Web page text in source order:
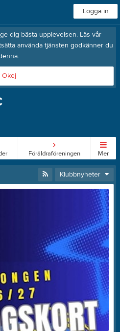
Logga in
dig bästa upplevelsen. Läs vår
använda tjänsten godkänner du
Okej
Föräldraföreningen Mer
Klubbnyheter